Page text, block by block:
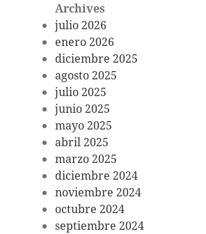
Archives
julio 2026
enero 2026
diciembre 2025
agosto 2025
julio 2025
junio 2025
mayo 2025
abril 2025
marzo 2025
diciembre 2024
noviembre 2024
octubre 2024
septiembre 2024